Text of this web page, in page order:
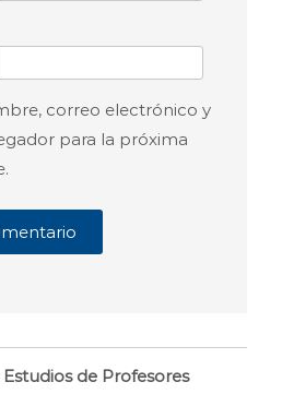
correo electrónico y
para la próxima
de Profesores